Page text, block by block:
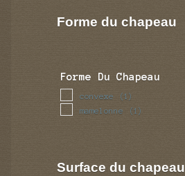
Forme du chapeau
Forme Du Chapeau
convexe (1)
mamelonne (1)
Surface du chapeau